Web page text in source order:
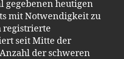
gegebenen heutigen
mit Notwendigkeit zu
registrierte
seit Mitte der
der schweren